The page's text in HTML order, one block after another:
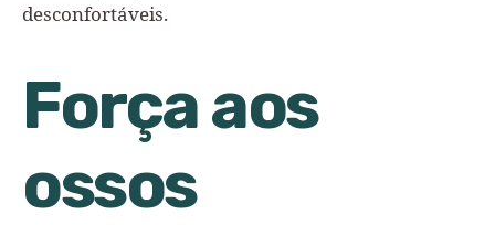
desconfortáveis.
Força aos
ossos